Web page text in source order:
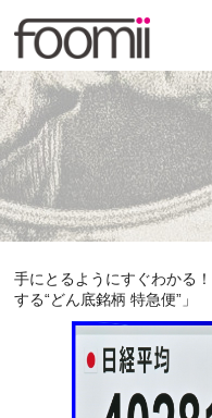
手にとるようにすぐわかる
する“どん底銘柄 特急便”」